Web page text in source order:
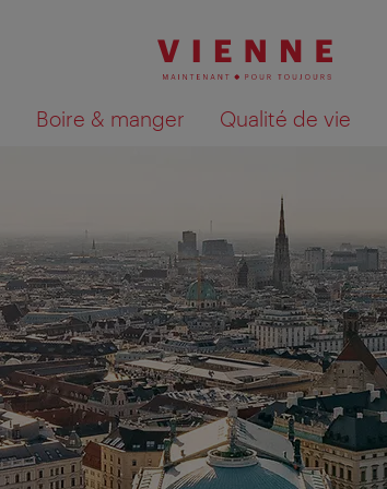
Boire & manger Qualité de vie